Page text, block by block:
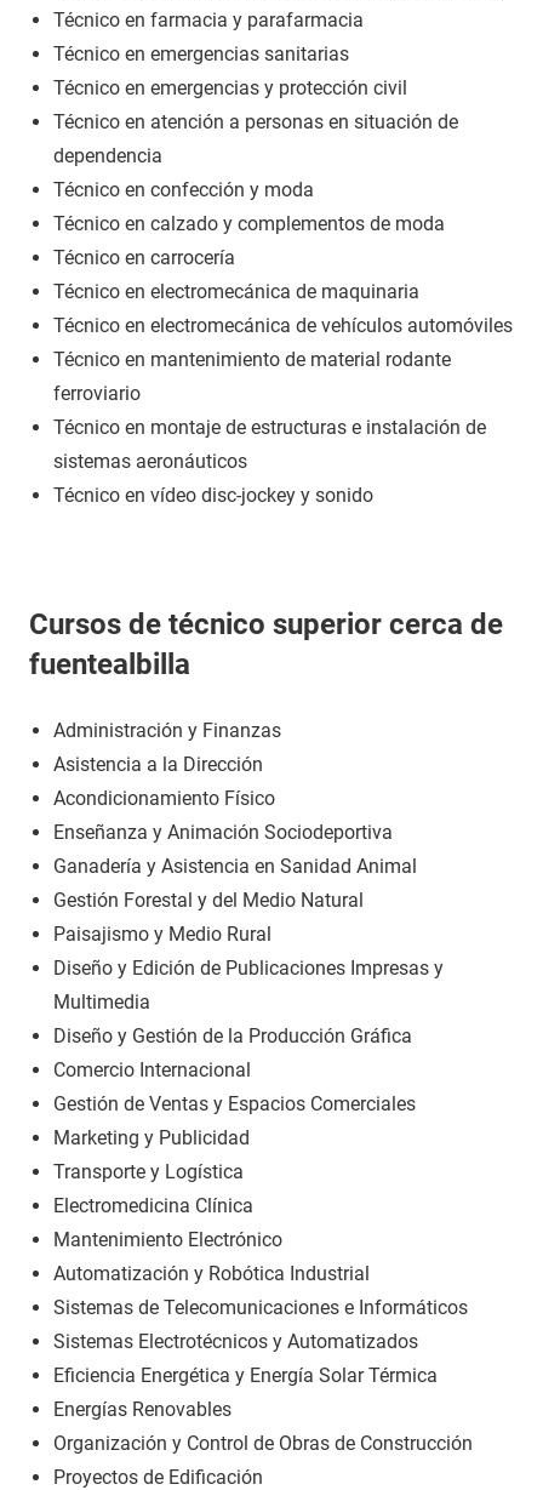
Técnico en farmacia y parafarmacia
Técnico en emergencias sanitarias
Técnico en emergencias y protección civil
Técnico en atención a personas en situación de
dependencia
Técnico en confección y moda
Técnico en calzado y complementos de moda
Técnico en carrocería
Técnico en electromecánica de maquinaria
Técnico en electromecánica de vehículos automóviles
Técnico en mantenimiento de material rodante
ferroviario
Técnico en montaje de estructuras e instalación de
sistemas aeronáuticos
Técnico en vídeo disc-jockey y sonido
Cursos de técnico superior cerca de
fuentealbilla
Administración y Finanzas
Asistencia a la Dirección
Acondicionamiento Físico
Enseñanza y Animación Sociodeportiva
Ganadería y Asistencia en Sanidad Animal
Gestión Forestal y del Medio Natural
Paisajismo y Medio Rural
Diseño y Edición de Publicaciones Impresas y
Multimedia
Diseño y Gestión de la Producción Gráfica
Comercio Internacional
Gestión de Ventas y Espacios Comerciales
Marketing y Publicidad
Transporte y Logística
Electromedicina Clínica
Mantenimiento Electrónico
Automatización y Robótica Industrial
Sistemas de Telecomunicaciones e Informáticos
Sistemas Electrotécnicos y Automatizados
Eficiencia Energética y Energía Solar Térmica
Energías Renovables
Organización y Control de Obras de Construcción
Proyectos de Edificación